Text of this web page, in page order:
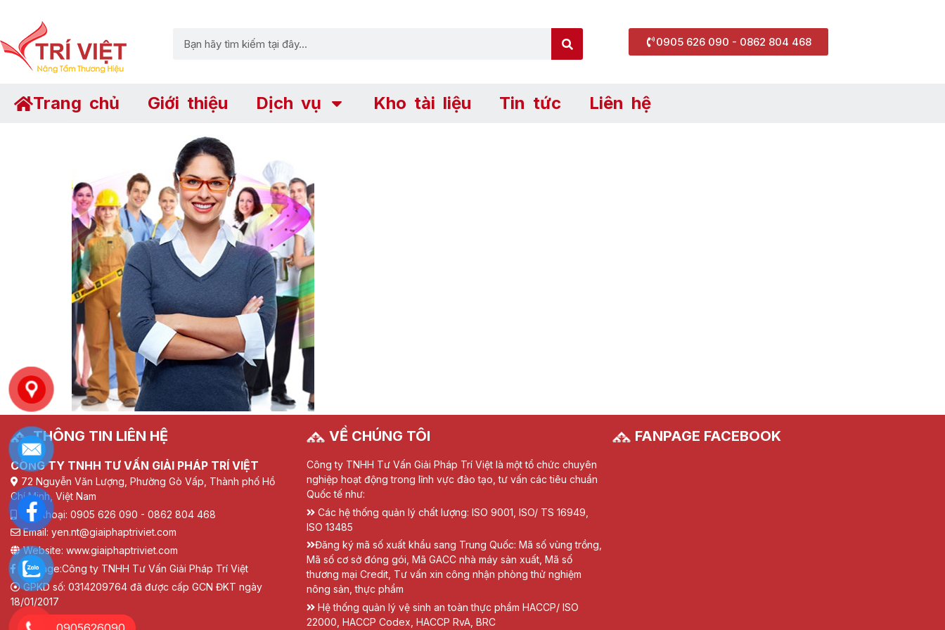
0905 626 090 - 0862 804 468
Trang chủ Giới thiệu Dịch vụ Kho tài liệu Tin tức Liên hệ
THÔNG TIN LIÊN HỆ
CÔNG TY TNHH TƯ VẤN GIẢI PHÁP TRÍ VIỆT
72 Nguyễn Văn Lượng, Phường Gò Vấp, Thành phố Hồ
Chí Minh, Việt Nam
Điện thoại: 0905 626 090 - 0862 804 468
Email: yen.nt@giaiphaptriviet.com
Website: www.giaiphaptriviet.com
Fanpage:Công ty TNHH Tư Vấn Giải Pháp Trí Việt
GPKD số: 0314209764 đã được cấp GCN ĐKT ngày
18/01/2017
VỀ CHÚNG TÔI
Công ty TNHH Tư Vấn Giải Pháp Trí Việt là một tổ chức chuyên
nghiệp hoạt động trong lĩnh vực đào tạo, tư vấn các tiêu chuẩn
Quốc tế như:
Các hệ thống quản lý chất lượng: ISO 9001, ISO/ TS 16949,
ISO 13485
Đăng ký mã số xuất khẩu sang Trung Quốc: Mã số vùng trồng,
Mã số cơ sở đóng gói, Mã GACC nhà máy sản xuất, Mã số
thương mại Credit, Tư vấn xin công nhận phòng thử nghiệm
nông sản, thực phẩm
Hệ thống quản lý vệ sinh an toàn thực phẩm HACCP/ ISO
22000, HACCP Codex, HACCP RvA, BRC
FANPAGE FACEBOOK